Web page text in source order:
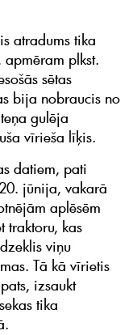
atradums tika
plkst.
sētas
bija nobraucis no
gulēja
vīrieša līķis.
datiem, pati
jūnija, vakarā
aplēsēm
traktoru, kas
viņu
Tā kā vīrietis
izsaukt
tika